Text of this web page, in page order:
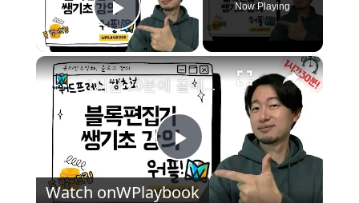
Play Video
Now Playing
×
P
1시간 20분에 끝내는 워드프레스 블록 편집기 초보자 쌩기초 강의 - 워드프레스 클래식 편집기는 이제 그만!
Watch onWPlaybook